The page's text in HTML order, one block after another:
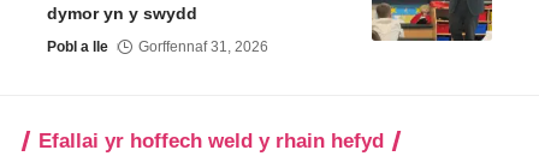
dymor yn y swydd
Pobl a lle Gorffennaf 31, 2026
Efallai yr hoffech weld y rhain hefyd